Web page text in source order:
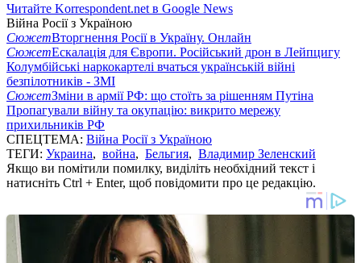
Читайте Korrespondent.net в Google News
Війна Росії з Україною
СюжетВторгнення Росії в Україну. Онлайн
СюжетЕскалація для Європи. Російський дрон в Лейпцигу
Колумбійські наркокартелі вчаться українській війні
безпілотників - ЗМІ
СюжетЗміни в армії РФ: що стоїть за рішенням Путіна
Пропагували війну та окупацію: викрито мережу
прихильників РФ
СПЕЦТЕМА: Війна Росії з Україною
ТЕГИ: Украина, война, Бельгия, Владимир Зеленский
Якщо ви помітили помилку, виділіть необхідний текст і
натисніть Ctrl + Enter, щоб повідомити про це редакцію.